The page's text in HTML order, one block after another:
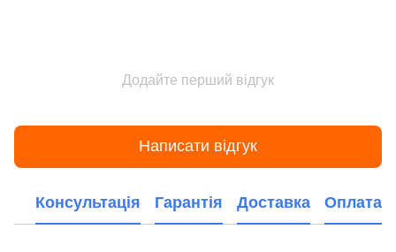
Додайте перший відгук
Написати відгук
Консультація Гарантія Доставка Оплата